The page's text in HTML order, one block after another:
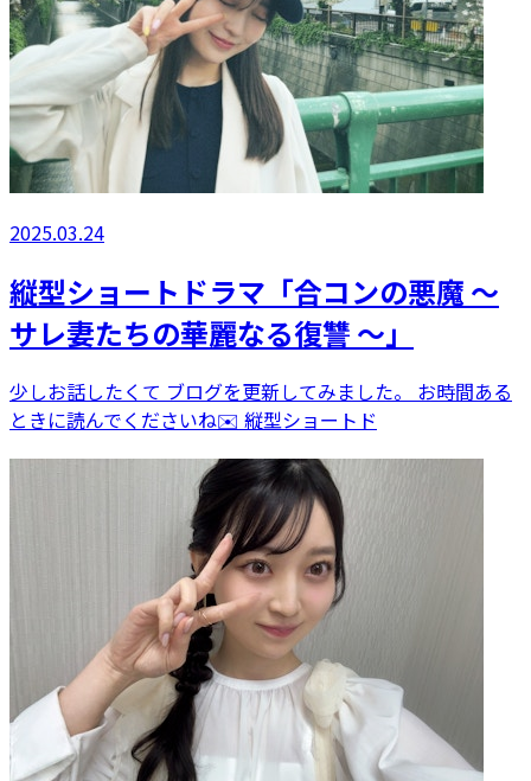
2025.03.24
縦型ショートドラマ「合コンの悪魔 ～
サレ妻たちの華麗なる復讐 〜」
少しお話したくて ブログを更新してみました。 お時間ある
ときに読んでくださいね✉️ 縦型ショートド